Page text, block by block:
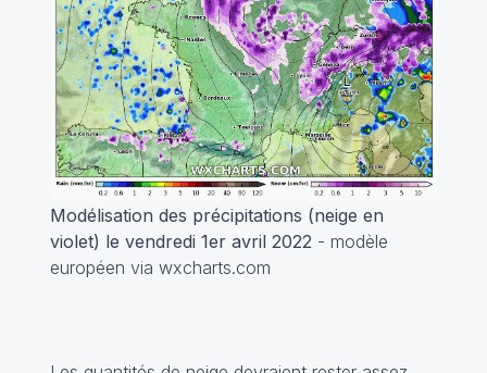
Modélisation des précipitations (neige en
violet) le vendredi 1er avril 2022 - modèle
européen via wxcharts.com